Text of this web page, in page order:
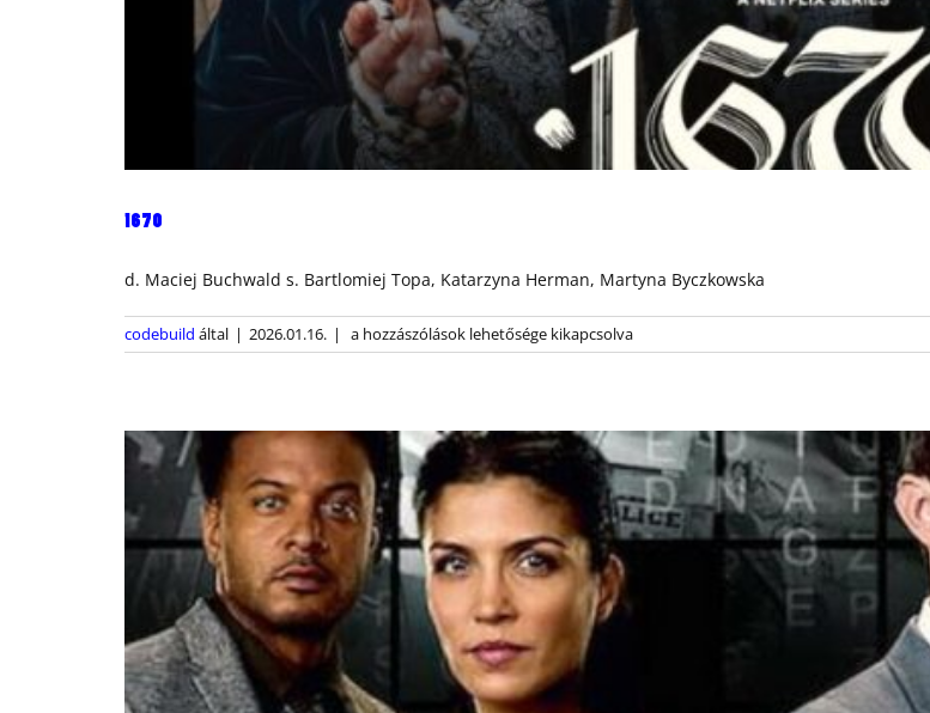
1670
d. Maciej Buchwald s. Bartlomiej Topa, Katarzyna Herman, Martyna Byczkowska
codebuild által | 2026.01.16. |
1670
bejegyzéshez
a hozzászólások lehetősége kikapcsolva